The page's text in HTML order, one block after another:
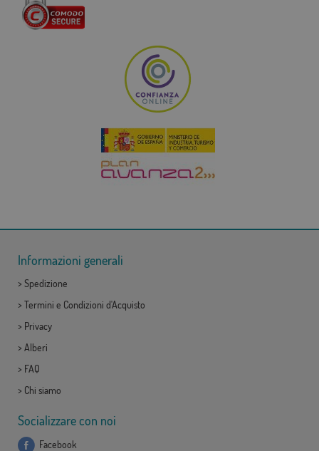
Informazioni generali
> Spedizione
> Termini e Condizioni d'Acquisto
> Privacy
> Alberi
> FAQ
> Chi siamo
Socializzare con noi
Facebook